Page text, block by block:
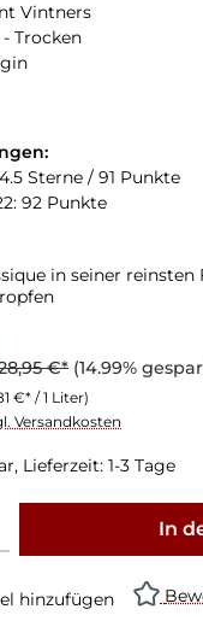
Vintners
Trocken
Sterne / 91 Punkte
92 Punkte
in seiner
€* (14.99%
€* / 1 Liter)
Versandkosten
Lieferzeit: 1-3 Tage
In
hinzufügen